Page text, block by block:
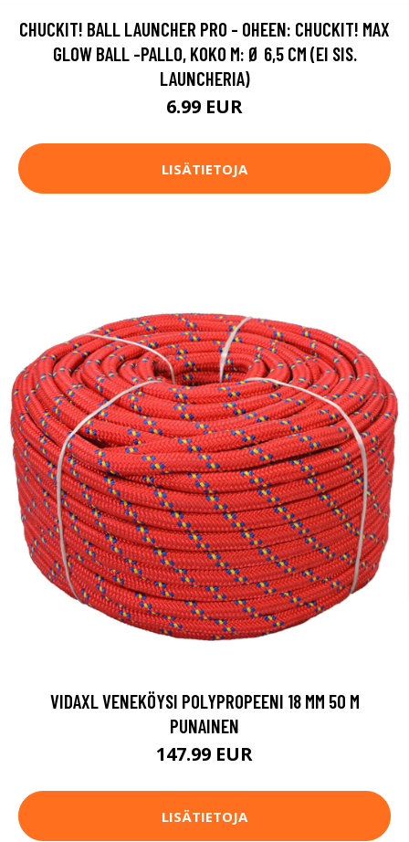
CHUCKIT! BALL LAUNCHER PRO - OHEEN: CHUCKIT! MAX
GLOW BALL -PALLO, KOKO M: Ø 6,5 CM (EI SIS.
LAUNCHERIA)
6.99 EUR
LISÄTIETOJA
VIDAXL VENEKÖYSI POLYPROPEENI 18 MM 50 M
PUNAINEN
147.99 EUR
LISÄTIETOJA